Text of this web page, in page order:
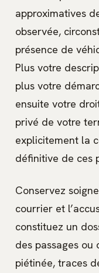
approximatives
observée,
présence de
Plus votre
plus votre
ensuite votre
privé de votre
explicitement la
définitive de ces
Conservez
courrier et
constituez un
des passages ou
piétinée, traces